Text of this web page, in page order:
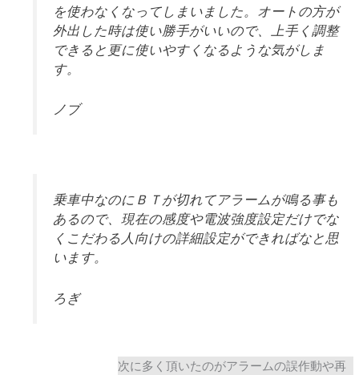
を使わなくなってしまいました。オートの方が
外出した時は使い勝手がいいので、上手く調整
できると更に使いやすくなるような気がしま
す。
ノブ
乗車中なのにＢＴが切れてアラームが鳴る事も
あるので、現在の感度や電波強度設定だけでな
くこだわる人向けの詳細設定ができればなと思
います。
ろぎ
次に多く頂いたのがアラームの誤作動や再